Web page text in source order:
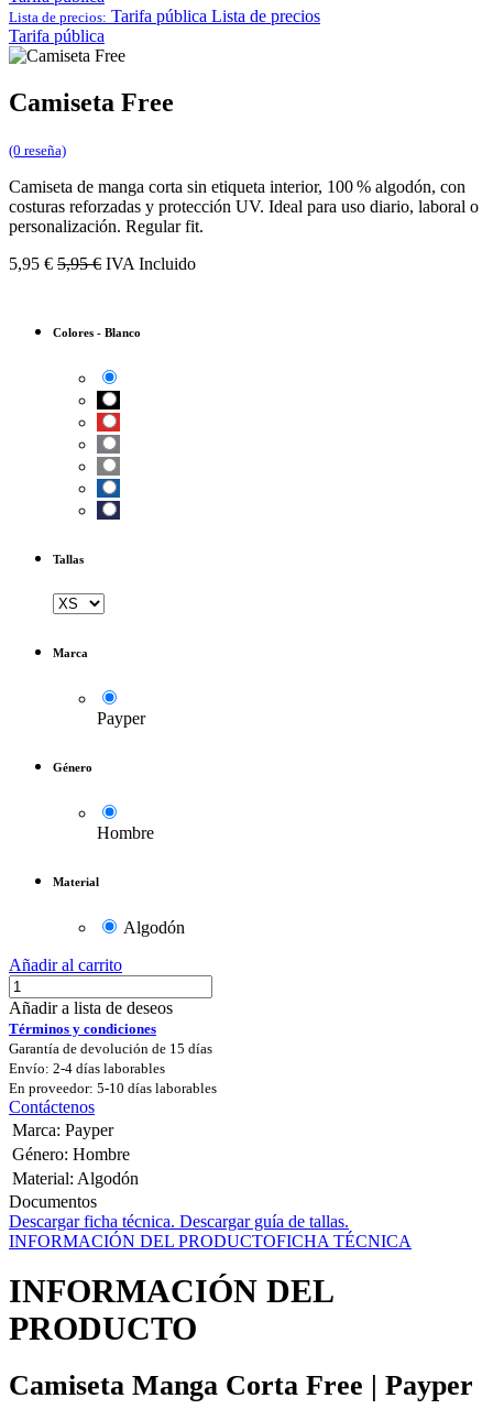
Lista de precios: Tarifa pública Lista de precios
Tarifa pública
Camiseta Free
(0 reseña)
Camiseta de manga corta sin etiqueta interior, 100 % algodón, con
costuras reforzadas y protección UV. Ideal para uso diario, laboral o
personalización. Regular fit.
5,95 € 5,95€ IVA Incluido
Colores - Blanco
Tallas
Marca
Payper
Género
Hombre
Material
Algodón
Añadir al carrito
Añadir a lista de deseos
Términos y condiciones
Garantía de devolución de 15 días
Envío: 2-4 días laborables
En proveedor: 5-10 días laborables
Contáctenos
Marca: Payper
Género: Hombre
Material: Algodón
Documentos
Descargar ficha técnica. Descargar guía de tallas.
INFORMACIÓN DEL PRODUCTOFICHA TÉCNICA
INFORMACIÓN DEL
PRODUCTO
Camiseta Manga Corta Free | Payper